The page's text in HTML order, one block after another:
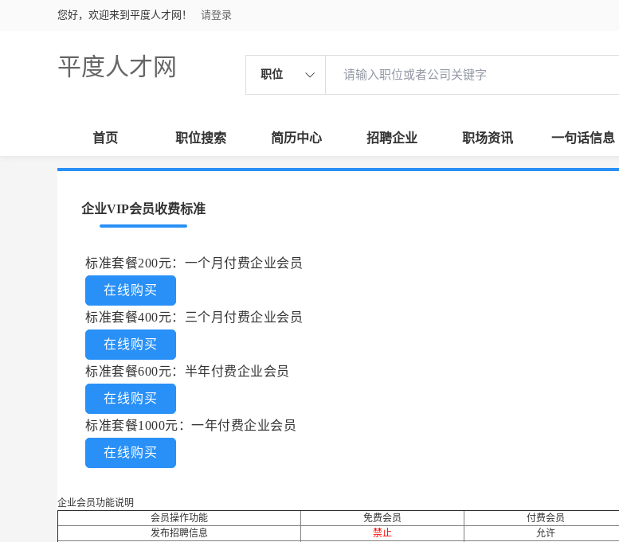
您好，欢迎来到平度人才网！ 请登录
平度人才网 职位
首页 职位搜索 简历中心 招聘企业 职场资讯 一句话信息
企业VIP会员收费标准
标准套餐200元：一个月付费企业会员
在线购买
标准套餐400元：三个月付费企业会员
在线购买
标准套餐600元：半年付费企业会员
在线购买
标准套餐1000元：一年付费企业会员
在线购买
企业会员功能说明
会员操作功能
免费会员
付费会员
发布招聘信息
禁止
允许